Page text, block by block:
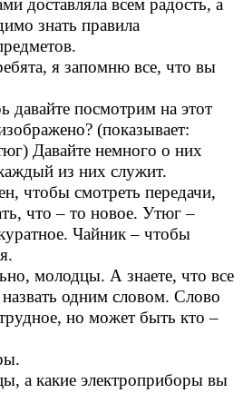
доставляла всем радость, а
знать правила
я запомню все, что вы
давайте посмотрим на этот
(показывает:
Давайте немного о них
из них служит.
чтобы смотреть передачи,
что – то новое. Утюг –
Чайник – чтобы
молодцы. А знаете, что все
одним словом. Слово
но может быть кто –
а какие электроприборы вы